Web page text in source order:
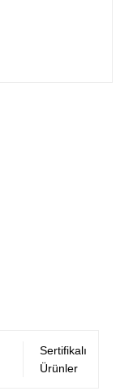
Sertifikalı
Ürünler